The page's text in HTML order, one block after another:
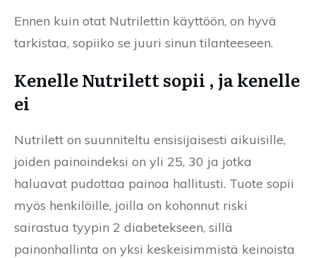
Ennen kuin otat Nutrilettin käyttöön, on hyvä
tarkistaa, sopiiko se juuri sinun tilanteeseen.
Kenelle Nutrilett sopii , ja kenelle
ei
Nutrilett on suunniteltu ensisijaisesti aikuisille,
joiden painoindeksi on yli 25, 30 ja jotka
haluavat pudottaa painoa hallitusti. Tuote sopii
myös henkilöille, joilla on kohonnut riski
sairastua tyypin 2 diabetekseen, sillä
painonhallinta on yksi keskeisimmistä keinoista